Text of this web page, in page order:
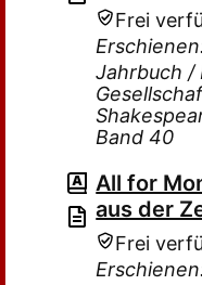
Frei
Jahrbuch /
Band 40
All for
aus der
Frei